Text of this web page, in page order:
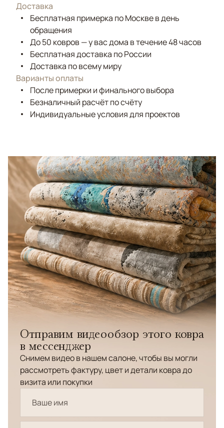
Доставка
Бесплатная примерка по Москве в день
обращения
До 50 ковров — у вас дома в течение 48 часов
Бесплатная доставка по России
Доставка по всему миру
Варианты оплаты
После примерки и финального выбора
Безналичный расчёт по счёту
Индивидуальные условия для проектов
Отправим видеообзор этого ковра
в мессенджер
Снимем видео в нашем салоне, чтобы вы могли
рассмотреть фактуру, цвет и детали ковра до
визита или покупки